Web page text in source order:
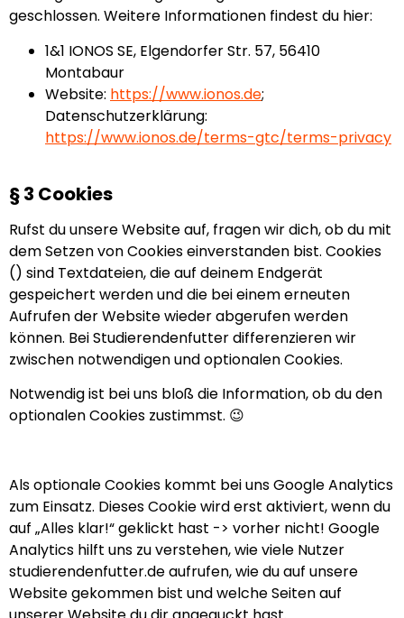
geschlossen. Weitere Informationen findest du hier:
1&1 IONOS SE, Elgendorfer Str. 57, 56410
Montabaur
Website: https://www.ionos.de;
Datenschutzerklärung:
https://www.ionos.de/terms-gtc/terms-privacy
§ 3 Cookies
Rufst du unsere Website auf, fragen wir dich, ob du mit
dem Setzen von Cookies einverstanden bist. Cookies
() sind Textdateien, die auf deinem Endgerät
gespeichert werden und die bei einem erneuten
Aufrufen der Website wieder abgerufen werden
können. Bei Studierendenfutter differenzieren wir
zwischen notwendigen und optionalen Cookies.
Notwendig ist bei uns bloß die Information, ob du den
optionalen Cookies zustimmst. 😉
Als optionale Cookies kommt bei uns Google Analytics
zum Einsatz. Dieses Cookie wird erst aktiviert, wenn du
auf „Alles klar!“ geklickt hast -> vorher nicht! Google
Analytics hilft uns zu verstehen, wie viele Nutzer
studierendenfutter.de aufrufen, wie du auf unsere
Website gekommen bist und welche Seiten auf